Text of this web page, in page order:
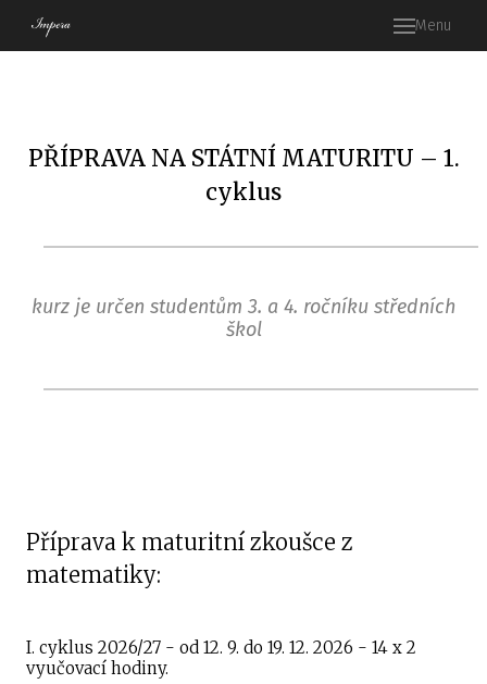
Menu
PŘÍPRAVA NA STÁTNÍ MATURITU – 1.
cyklus
kurz je určen studentům 3. a 4. ročníku středních
škol
Příprava k maturitní zkoušce z
matematiky:
I. cyklus 2026/27 - od 12. 9. do 19. 12. 2026 - 14 x 2
vyučovací hodiny.